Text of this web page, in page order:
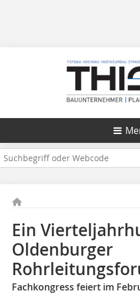
Ein
Oldenburger
Fachkongress feiert im